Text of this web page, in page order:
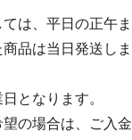
は、平日の正午ま
品は当日発送しま
となります。
の場合は、ご入金